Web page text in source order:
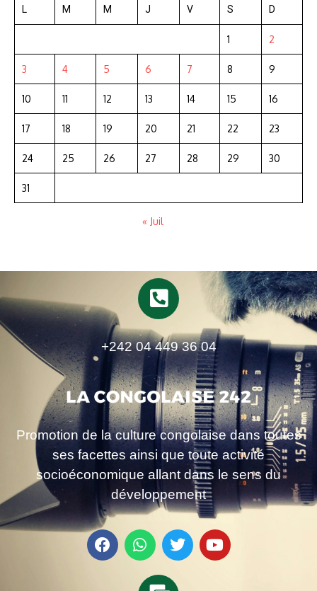
L M M J V S D
1 2
3 4 5 6 7 8 9
10 11 12 13 14 15 16
17 18 19 20 21 22 23
24 25 26 27 28 29 30
31
« Juil
+242 04 449 36 04
Promotion de la culture congolaise dans toutes
ses facettes ainsi que toute activité
socioéconomique allant dans le sens du
développement